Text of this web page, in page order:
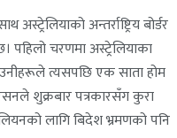
अस्ट्रेलियाको अन्तर्राष्ट्रिय बोर्डर
चरणमा अस्ट्रेलियाका
त्यसपछि एक साता होम
शुक्रबार पत्रकारसँग कुरा
लागि बिदेश भ्रमणको पनि